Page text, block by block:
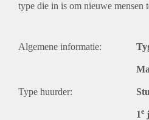
type die in is om nieuwe mensen
Algemene informatie:
Type huurder:
1e